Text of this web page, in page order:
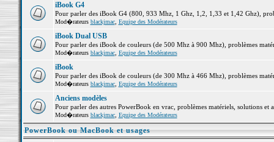
iBook G4
Pour parler des iBook G4 (800, 933 Mhz, 1 Ghz, 1,2, 1,33 et 1,42 Ghz),
Mod�rateurs blackjmac, Equipe des Modérateurs
iBook Dual USB
Pour parler des iBook de couleurs (de 500 Mhz à 900 Mhz), problèmes
Mod�rateurs blackjmac, Equipe des Modérateurs
iBook
Pour parler des iBook de couleurs (de 300 Mhz à 466 Mhz), problèmes
Mod�rateurs blackjmac, Equipe des Modérateurs
Anciens modèles
Pour parler des autres PowerBook en vrac, problèmes matériels, solutions et
Mod�rateurs blackjmac, Equipe des Modérateurs
PowerBook ou MacBook et usages